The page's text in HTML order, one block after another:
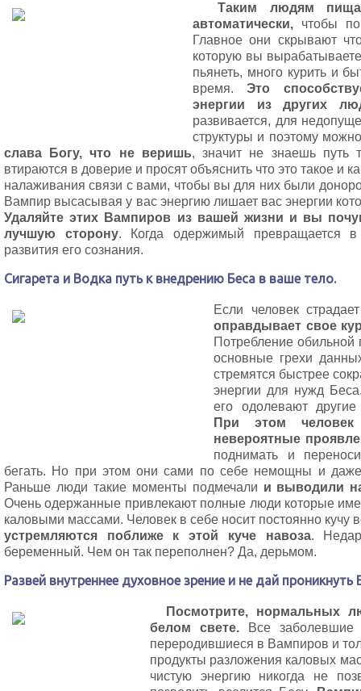
Таким людям
автоматически, чтобы
Главное они скрывают
которую вы
пьянеть, много курить и
время.Это
энергии из других
развивается, для
структуры и поэтому
слава Богу, что не веришь, значит не знаешь путь
втираются в доверие и просят объяснить что это такое и
налаживания связи с вами, чтобы вы для них были
Вампир высасывая у вас энергию лишает вас энергии
Удаляйте этих Вампиров из вашей жизни и вы
лучшую сторону. Когда одержимый превращается
развития его сознания.
Сигарета и Водка путь к внедрению Беса в ваше тело.
Если человек
оправдывает свое
Потребление обильной
основные грехи
стремятся быстрее
энергии для нужд
его одолевают
При этом
невероятные
поднимать и
бегать. Но при этом они сами по себе немощны и
Раньше люди такие моменты подмечали и выводили
Очень одержанные привлекают полные люди которые
каловыми массами. Человек в себе носит постоянно кучу
устремляются поближе к этой куче навоза.
беременный. Чем он так переполнен? Да, дерьмом.
Развей внутреннее духовное зрение и не дай проникнуть
Посмотрите, нормальных
белом свете. Все заболевшие
переродившиеся в Вампиров и
продукты разложения каловых
чистую энергию никогда не